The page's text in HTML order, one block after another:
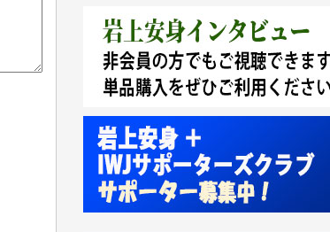
藤田英之 様
藤岡比左志 様
井出 隆太 様
小池説夫 様
諸般の事情によりIWJ会費払えず今は
です。市民側に立つ講演会にIWJのカ
ンをよく拝見しております。コンテン
われるのはあまりにもったいない。少